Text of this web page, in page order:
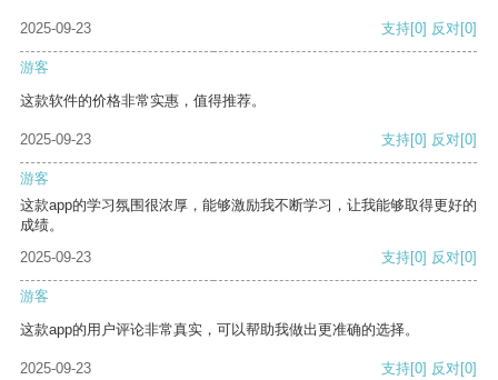
2025-09-23 支持[0] 反对[0]
游客
这款软件的价格非常实惠，值得推荐。
2025-09-23 支持[0] 反对[0]
游客
这款app的学习氛围很浓厚，能够激励我不断学习，让我能够取得更好的
成绩。
2025-09-23
支持[0] 反对[0]
游客
这款app的用户评论非常真实，可以帮助我做出更准确的选择。
2025-09-23 支持[0] 反对[0]